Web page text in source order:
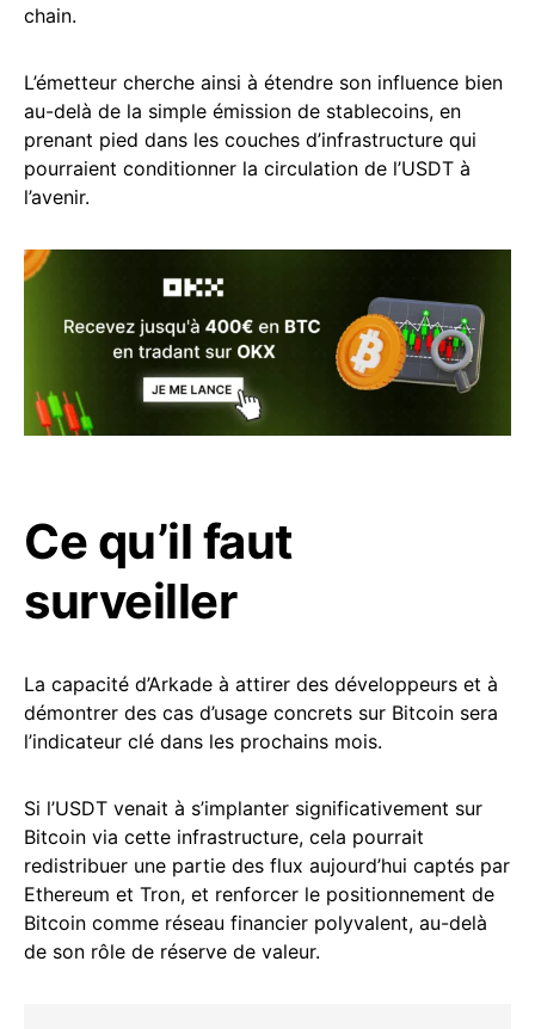
chain.
L’émetteur cherche ainsi à étendre son influence bien
au-delà de la simple émission de stablecoins, en
prenant pied dans les couches d’infrastructure qui
pourraient conditionner la circulation de l’USDT à
l’avenir.
Ce qu’il faut
surveiller
La capacité d’Arkade à attirer des développeurs et à
démontrer des cas d’usage concrets sur Bitcoin sera
l’indicateur clé dans les prochains mois.
Si l’USDT venait à s’implanter significativement sur
Bitcoin via cette infrastructure, cela pourrait
redistribuer une partie des flux aujourd’hui captés par
Ethereum et Tron, et renforcer le positionnement de
Bitcoin comme réseau financier polyvalent, au-delà
de son rôle de réserve de valeur.